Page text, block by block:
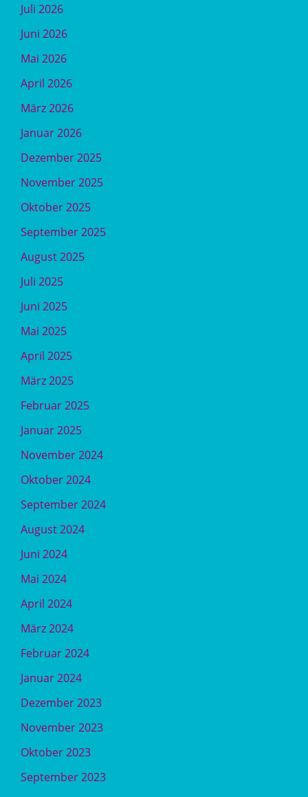
Juli 2026
Juni 2026
Mai 2026
April 2026
März 2026
Januar 2026
Dezember 2025
November 2025
Oktober 2025
September 2025
August 2025
Juli 2025
Juni 2025
Mai 2025
April 2025
März 2025
Februar 2025
Januar 2025
November 2024
Oktober 2024
September 2024
August 2024
Juni 2024
Mai 2024
April 2024
März 2024
Februar 2024
Januar 2024
Dezember 2023
November 2023
Oktober 2023
September 2023